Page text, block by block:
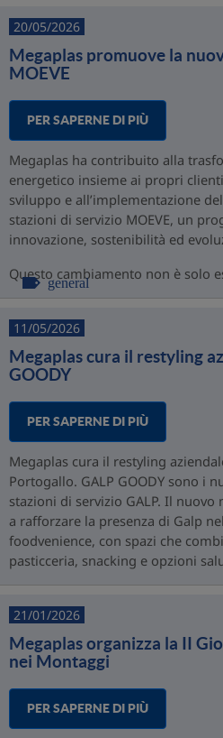
20/05/2026
Megaplas promuove la
MOEVE
PER SAPERNE DI PIÙ
Megaplas ha contribuito alla
energetico insieme ai propri
sviluppo e all’implementazione
stazioni di servizio MOEVE, un
innovazione, sostenibilità ed
Questo cambiamento non è solo
general
11/05/2026
Megaplas cura il restyling
GOODY
PER SAPERNE DI PIÙ
Megaplas cura il restyling
Portogallo. GALP GOODY sono i
stazioni di servizio GALP. Il nuovo
a rafforzare la presenza di Galp
foodvenience, con spazi che
pasticceria, snacking e opzioni
21/01/2026
Megaplas organizza la II
nei Montaggi
PER SAPERNE DI PIÙ